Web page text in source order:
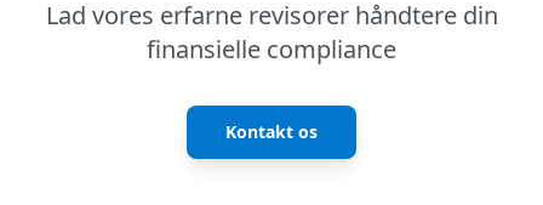
Lad vores erfarne revisorer håndtere din
finansielle compliance
Kontakt os